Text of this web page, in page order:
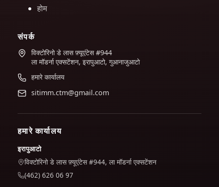
होम
संपर्क
विक्टोरिनो डे लास फ़्यूएंटेस #944
ला मॉडर्ना एक्सटेंशन, इरापुआटो, गुआनाजुआटो
हमारे कार्यालय
sitimm.ctm@gmail.com
हमारे कार्यालय
इरापुआटो
विक्टोरिनो डे लास फ़्यूएंटेस #944, ला मॉडर्ना एक्सटेंशन
(462) 626 06 97